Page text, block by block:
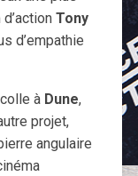
Tony
d’empathie
à Dune,
projet,
angulaire